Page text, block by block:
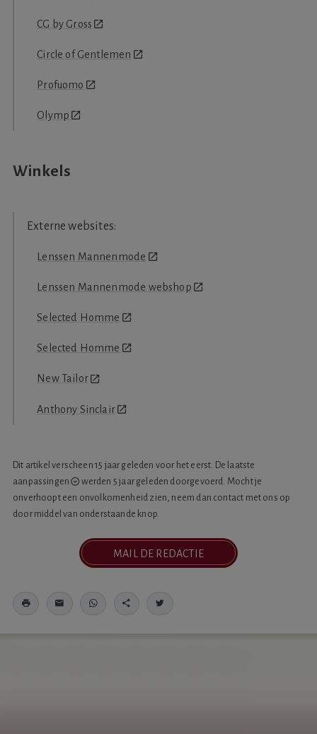
CG by Gross
Circle of Gentlemen
Profuomo
Olymp
Winkels
Lenssen Mannenmode
Lenssen Mannenmode webshop
Selected Homme
Selected Homme
New Tailor
Anthony Sinclair
Dit artikel verscheen 15 jaar geleden voor het eerst. De laatste
aanpassingen
werden 5 jaar geleden doorgevoerd. Mocht je
onverhoopt een onvolkomenheid zien, neem dan contact met ons op
door middel van onderstaande knop.
MAIL DE REDACTIE